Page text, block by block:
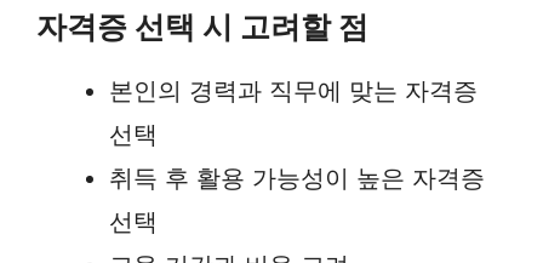
자격증 선택 시 고려할 점
본인의 경력과 직무에 맞는 자격증
선택
취득 후 활용 가능성이 높은 자격증
선택